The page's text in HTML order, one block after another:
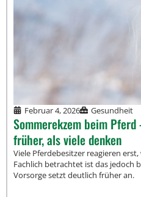
Februar 4, 2026 Gesundheit
Sommerekzem beim
früher, als viele denken
Viele Pferdebesitzer reagieren
Fachlich betrachtet ist das jedoch
Vorsorge setzt deutlich früher an.